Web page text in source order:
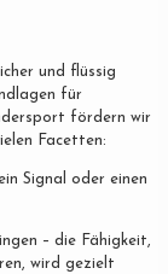
und flüssig
für
fördern wir
Facetten:
Signal oder einen
– die Fähigkeit,
wird gezielt